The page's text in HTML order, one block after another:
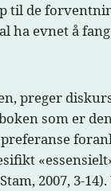
de
evnet å
preger
som er
2007, 3-